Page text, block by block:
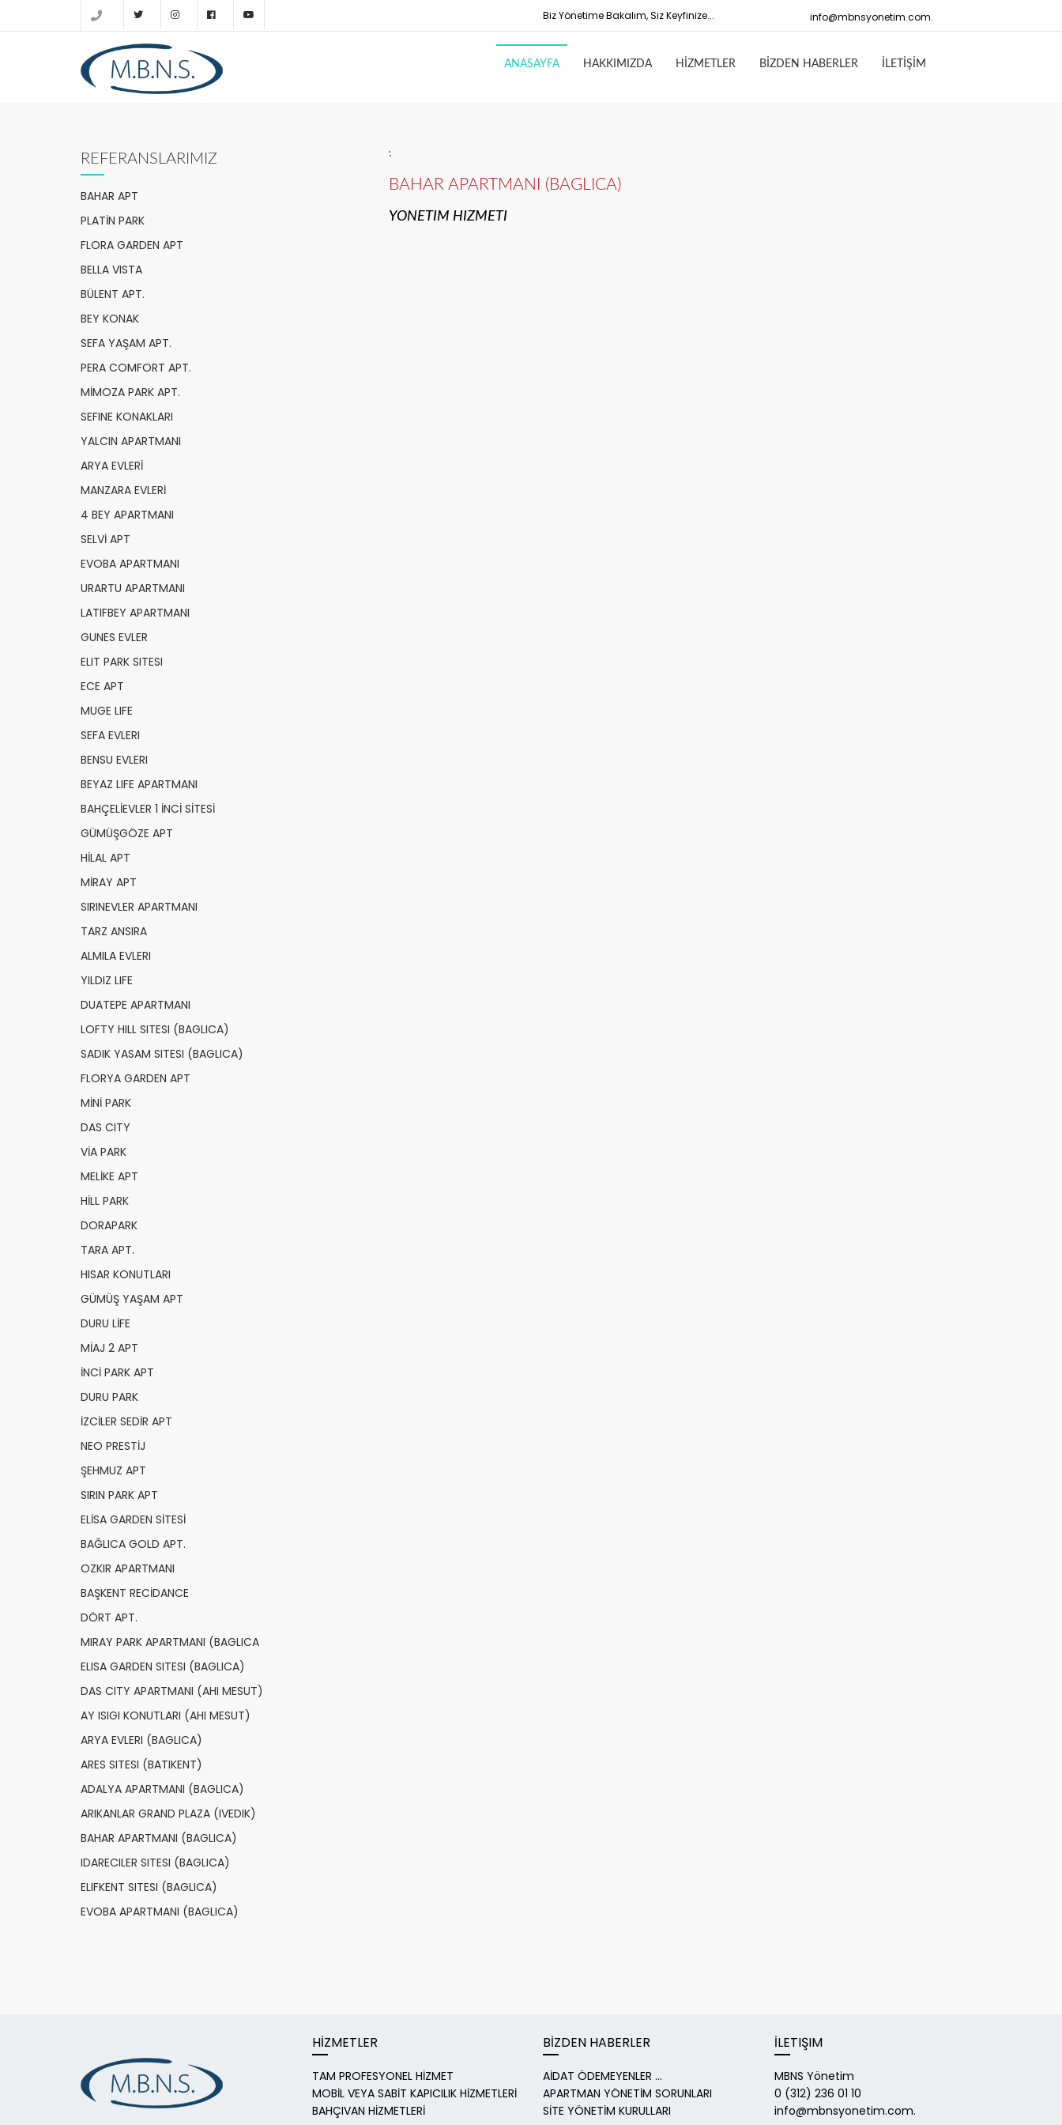
Biz Yönetime Bakalım, Siz Keyfinize... info@mbnsyonetim.com.
ANASAYFA HAKKIMIZDA HİZMETLER BİZDEN HABERLER İLETİŞİM
REFERANSLARIMIZ
BAHAR APT
PLATİN PARK
FLORA GARDEN APT
BELLA VISTA
BÜLENT APT.
BEY KONAK
SEFA YAŞAM APT.
PERA COMFORT APT.
MİMOZA PARK APT.
SEFINE KONAKLARI
YALCIN APARTMANI
ARYA EVLERİ
MANZARA EVLERİ
4 BEY APARTMANI
SELVİ APT
EVOBA APARTMANI
URARTU APARTMANI
LATIFBEY APARTMANI
GUNES EVLER
ELIT PARK SITESI
ECE APT
MUGE LIFE
SEFA EVLERI
BENSU EVLERI
BEYAZ LIFE APARTMANI
BAHÇELİEVLER 1 İNCİ SİTESİ
GÜMÜŞGÖZE APT
HİLAL APT
MİRAY APT
SIRINEVLER APARTMANI
TARZ ANSIRA
ALMILA EVLERI
YILDIZ LIFE
DUATEPE APARTMANI
LOFTY HILL SITESI (BAGLICA)
SADIK YASAM SITESI (BAGLICA)
FLORYA GARDEN APT
MİNİ PARK
DAS CITY
VİA PARK
MELİKE APT
HİLL PARK
DORAPARK
TARA APT.
HISAR KONUTLARI
GÜMÜŞ YAŞAM APT
DURU LİFE
MİAJ 2 APT
İNCİ PARK APT
DURU PARK
İZCİLER SEDİR APT
NEO PRESTİJ
ŞEHMUZ APT
SIRIN PARK APT
ELİSA GARDEN SİTESİ
BAĞLICA GOLD APT.
OZKIR APARTMANI
BAŞKENT RECİDANCE
DÖRT APT.
MIRAY PARK APARTMANI (BAGLICA
ELISA GARDEN SITESI (BAGLICA)
DAS CITY APARTMANI (AHI MESUT)
AY ISIGI KONUTLARI (AHI MESUT)
ARYA EVLERI (BAGLICA)
ARES SITESI (BATIKENT)
ADALYA APARTMANI (BAGLICA)
ARIKANLAR GRAND PLAZA (IVEDIK)
BAHAR APARTMANI (BAGLICA)
IDARECILER SITESI (BAGLICA)
ELIFKENT SITESI (BAGLICA)
EVOBA APARTMANI (BAGLICA)
BAHAR APARTMANI (BAGLICA)
YONETIM HIZMETI
HİZMETLER
TAM PROFESYONEL HİZMET
MOBİL VEYA SABİT KAPICILIK HİZMETLERİ
BAHÇIVAN HİZMETLERİ
BİZDEN HABERLER
AİDAT ÖDEMEYENLER ...
APARTMAN YÖNETİM SORUNLARI
SİTE YÖNETİM KURULLARI
İLETIŞIM
MBNS Yönetim
0 (312) 236 01 10
info@mbnsyonetim.com.